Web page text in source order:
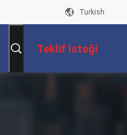
Turkish
Teklif Isteği